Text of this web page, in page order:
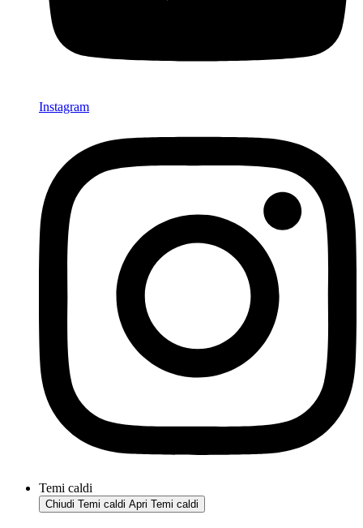
Instagram
Temi caldi
Chiudi Temi caldi Apri Temi caldi